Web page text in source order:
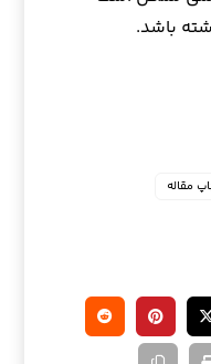
باشد.
مقاله